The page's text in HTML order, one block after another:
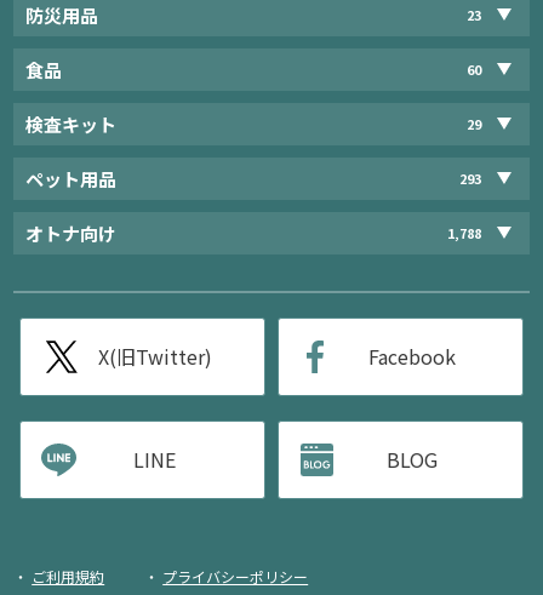
防災用品 23
食品 60
検査キット 29
ペット用品 293
オトナ向け 1,788
X(旧Twitter) Facebook
LINE BLOG
ご利用規約 プライバシーポリシー